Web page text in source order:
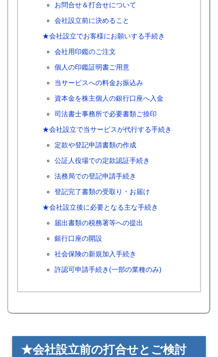
お問合せ＆打合せについて
会社設立前に決めること
★会社設立でお客様にお願いする手続き
会社用印鑑のご注文
個人の印鑑証明書ご用意
当サービスへの料金お振込み
資本金を株主個人の銀行口座へ入金
司法書士事務所で必要書類ご捺印
★会社設立で当サービスが代行する手続き
定款や登記申請書類の作成
公証人役場での定款認証手続き
法務局での登記申請手続き
登記完了書類の受取り・お届け
★会社設立後に必要となる主な手続き
届出書類の税務署等への提出
銀行口座の開設
社会保険の新規加入手続き
許認可申請手続き(一部の業種のみ)
★会社設立前の打合せとご検討